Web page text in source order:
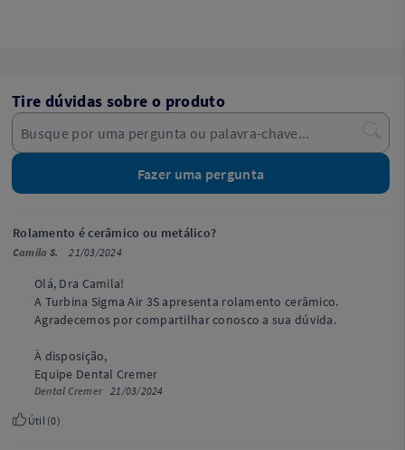
Tire dúvidas sobre o produto
Fazer uma pergunta
Rolamento é cerâmico ou metálico?
Camila S. 21/03/2024
Olá, Dra Camila!
A Turbina Sigma Air 3S apresenta rolamento cerâmico.
Agradecemos por compartilhar conosco a sua dúvida.
À disposição,
Equipe Dental Cremer
Dental Cremer21/03/2024
Útil (0)